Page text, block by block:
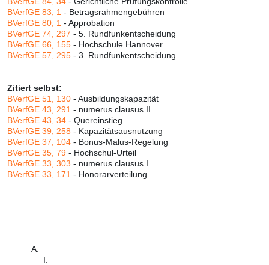
BVerfGE 83, 1 - Betragsrahmengebühren
BVerfGE 80, 1 - Approbation
BVerfGE 74, 297 - 5. Rundfunkentscheidung
BVerfGE 66, 155 - Hochschule Hannover
BVerfGE 57, 295 - 3. Rundfunkentscheidung
Zitiert selbst:
BVerfGE 51, 130 - Ausbildungskapazität
BVerfGE 43, 291 - numerus clausus II
BVerfGE 43, 34 - Quereinstieg
BVerfGE 39, 258 - Kapazitätsausnutzung
BVerfGE 37, 104 - Bonus-Malus-Regelung
BVerfGE 35, 79 - Hochschul-Urteil
BVerfGE 33, 303 - numerus clausus I
BVerfGE 33, 171 - Honorarverteilung
A.
I.